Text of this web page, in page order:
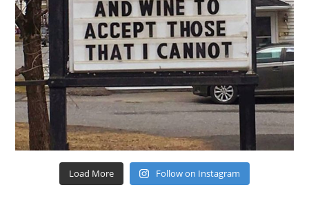
Load More Follow on Instagram